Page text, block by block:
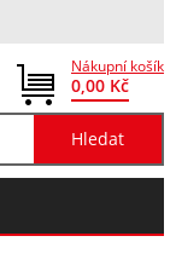
Nákupní košík
0,00 Kč